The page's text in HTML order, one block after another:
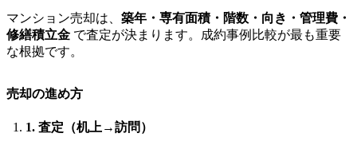
マンション売却は、 築年・専有面積・階数・向き・管理費・
修繕積立金 で査定が決まります。成約事例比較が最も重要
な根拠です。
売却の進め方
1. 査定（机上→訪問）